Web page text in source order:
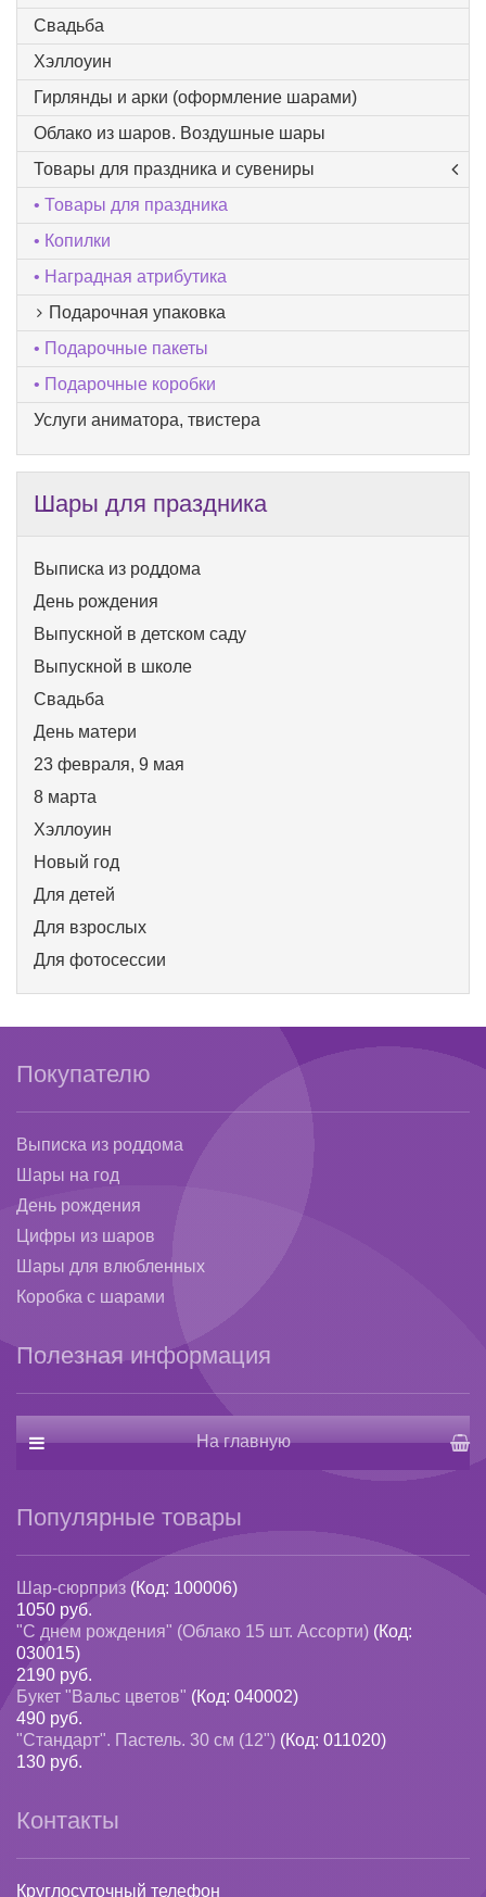
Свадьба
Хэллоуин
Гирлянды и арки (оформление шарами)
Облако из шаров. Воздушные шары
Товары для праздника и сувениры
Товары для праздника
Копилки
Наградная атрибутика
Подарочная упаковка
Подарочные пакеты
Подарочные коробки
Услуги аниматора, твистера
Шары для праздника
Выписка из роддома
День рождения
Выпускной в детском саду
Выпускной в школе
Свадьба
День матери
23 февраля, 9 мая
8 марта
Хэллоуин
Новый год
Для детей
Для взрослых
Для фотосессии
Покупателю
Выписка из роддома
Шары на год
День рождения
Цифры из шаров
Шары для влюбленных
Коробка с шарами
Полезная информация
На главную
Популярные товары
Шар-сюрприз (Код: 100006)
1050 руб.
"С днем рождения" (Облако 15 шт. Ассорти) (Код:
030015)
2190 руб.
Букет "Вальс цветов" (Код: 040002)
490 руб.
"Стандарт". Пастель. 30 см (12") (Код: 011020)
130 руб.
Контакты
Круглосуточный телефон